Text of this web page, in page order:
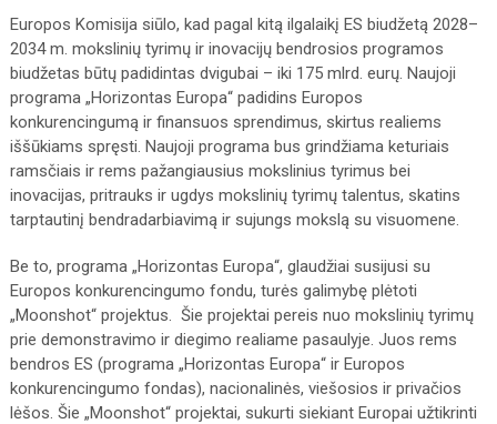
Europos Komisija siūlo, kad pagal kitą ilgalaikį ES biudžetą 2028–
2034 m. mokslinių tyrimų ir inovacijų bendrosios programos
biudžetas būtų padidintas dvigubai – iki 175 mlrd. eurų. Naujoji
programa „Horizontas Europa“ padidins Europos
konkurencingumą ir finansuos sprendimus, skirtus realiems
iššūkiams spręsti. Naujoji programa bus grindžiama keturiais
ramsčiais ir rems pažangiausius mokslinius tyrimus bei
inovacijas, pritrauks ir ugdys mokslinių tyrimų talentus, skatins
tarptautinį bendradarbiavimą ir sujungs mokslą su visuomene.
Be to, programa „Horizontas Europa“, glaudžiai susijusi su
Europos konkurencingumo fondu, turės galimybę plėtoti
„Moonshot“ projektus. Šie projektai pereis nuo mokslinių tyrimų
prie demonstravimo ir diegimo realiame pasaulyje. Juos rems
bendros ES (programa „Horizontas Europa“ ir Europos
konkurencingumo fondas), nacionalinės, viešosios ir privačios
lėšos. Šie „Moonshot“ projektai, sukurti siekiant Europai užtikrinti